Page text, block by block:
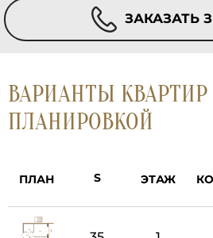
ЗАКАЗАТЬ
ВАРИАНТЫ
ПЛАНИРОВКОЙ
ПЛАН ЭТАЖ